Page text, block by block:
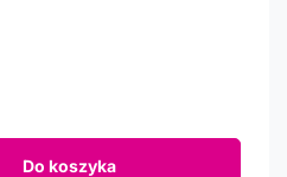
Do koszyka